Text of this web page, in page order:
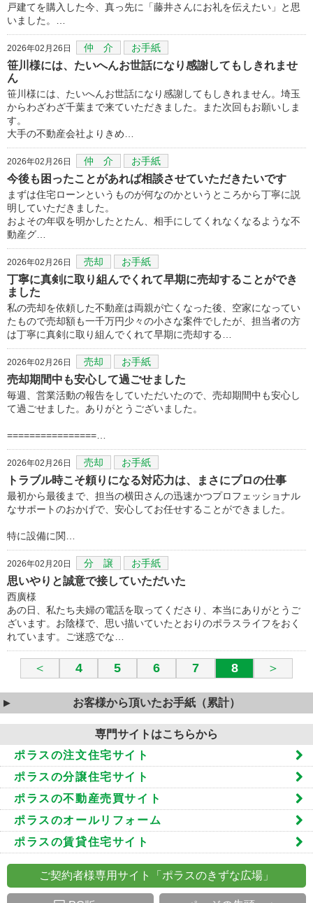
戸建てを購入した今、真っ先に「藤井さんにお礼を伝えたい」と思
いました。…
2026年02月26日 仲 介 お手紙
笹川様には、たいへんお世話になり感謝してもしきれませ
ん
笹川様には、たいへんお世話になり感謝してもしきれません。埼玉
からわざわざ千葉まで来ていただきました。また次回もお願いしま
す。
大手の不動産会社よりきめ…
2026年02月26日 仲 介 お手紙
今後も困ったことがあれば相談させていただきたいです
まずは住宅ローンというものが何なのかというところから丁寧に説
明していただきました。
およその年収を明かしたとたん、相手にしてくれなくなるような不
動産グ…
2026年02月26日 売却 お手紙
丁寧に真剣に取り組んでくれて早期に売却することができ
ました
私の売却を依頼した不動産は両親が亡くなった後、空家になってい
たもので売却額も一千万円少々の小さな案件でしたが、担当者の方
は丁寧に真剣に取り組んでくれて早期に売却する…
2026年02月26日 売却 お手紙
売却期間中も安心して過ごせました
毎週、営業活動の報告をしていただいたので、売却期間中も安心し
て過ごせました。ありがとうございました。
================…
2026年02月26日 売却 お手紙
トラブル時こそ頼りになる対応力は、まさにプロの仕事
最初から最後まで、担当の横田さんの迅速かつプロフェッショナル
なサポートのおかげで、安心してお任せすることができました。
​特に設備に関…
2026年02月20日 分 譲 お手紙
思いやりと誠意で接していただいた
西廣様
あの日、私たち夫婦の電話を取ってくださり、本当にありがとうご
ざいます。お陰様で、思い描いていたとおりのポラスライフをおく
れています。ご迷惑でな…
＜ 4 5 6 7 8 ＞
お客様から頂いたお手紙（累計）
専門サイトはこちらから
ポラスの注文住宅サイト
ポラスの分譲住宅サイト
ポラスの不動産売買サイト
ポラスのオールリフォーム
ポラスの賃貸住宅サイト
ご契約者様専用サイト「ポラスのきずな広場」